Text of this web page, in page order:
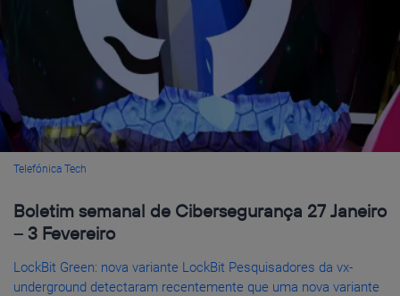
Telefónica Tech
Boletim semanal de Cibersegurança 27 Janeiro
– 3 Fevereiro
LockBit Green: nova variante LockBit Pesquisadores da vx-
underground detectaram recentemente que uma nova variante